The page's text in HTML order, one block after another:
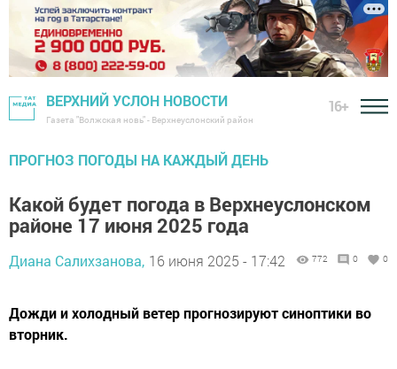
ВЕРХНИЙ УСЛОН НОВОСТИ
Газета "Волжская новь" - Верхнеуслонский район
16+
ПРОГНОЗ ПОГОДЫ НА КАЖДЫЙ ДЕНЬ
Какой будет погода в Верхнеуслонском
районе 17 июня 2025 года
Диана Салихзанова, 16 июня 2025 - 17:42 772 0 0
Дожди и холодный ветер прогнозируют синоптики во
вторник.